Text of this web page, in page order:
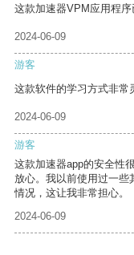
这款加速器VPM应用程序
2024-06-09
游客
这款软件的学习方式非常
2024-06-09
游客
这款加速器app的安全性
放心。我以前使用过一些
情况，这让我非常担心。
2024-06-09